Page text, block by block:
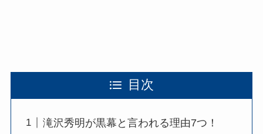
目次
滝沢秀明が黒幕と言われる理由7つ！